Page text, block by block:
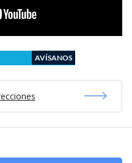
AVÍSANOS